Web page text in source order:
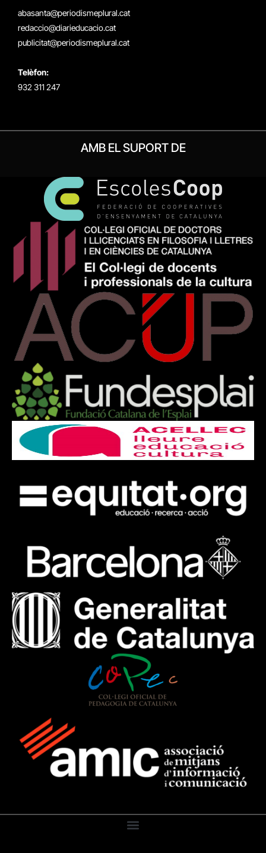
abasanta@periodismeplural.cat
redaccio@diarieducacio.cat
publicitat@periodismeplural.cat
Telèfon:
932 311 247
AMB EL SUPORT DE